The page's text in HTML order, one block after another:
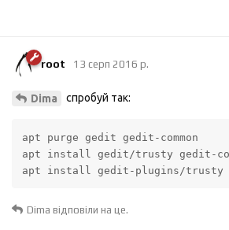
root 13 серп 2016 р.
Dima спробуй так:
apt purge gedit gedit-common
apt install gedit/trusty gedit-
apt install gedit-plugins/trusty
Dima відповіли на це.